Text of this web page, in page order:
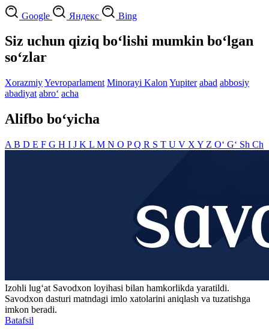
Google Яндекс Bing
Siz uchun qiziq bo‘lishi mumkin bo‘lgan
so‘zlar
XorazmiyYevroparlament Minorayi Kalon Yupiter abad abbosiy
abadiyat abro‘ acha
Alifbo bo‘yicha
A B D E F G H I J K L M N O PQ R S T U V X Y Z O‘ G‘ Sh Ch
Izohli lugʻat Savodxon loyihasi bilan hamkorlikda yaratildi.
Savodxon dasturi matndagi imlo xatolarini aniqlash va tuzatishga
imkon beradi.
Batafsil